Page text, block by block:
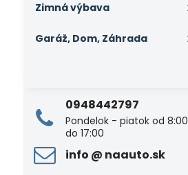
Zimná výbava
Garáž, Dom, Záhrada
0948442797
Pondelok - piatok od 8:00
do 17:00
info ​@ naauto​.sk